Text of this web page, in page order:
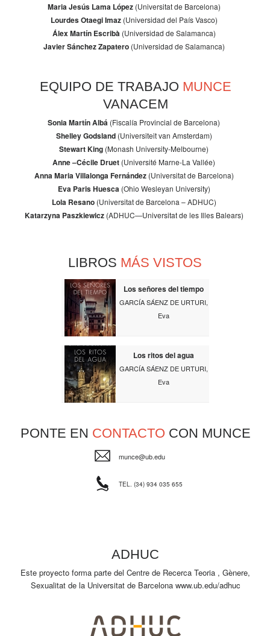
Maria Jesús Lama López(Universitat de Barcelona)
Lourdes Otaegi Imaz(Universidad del País Vasco)
Álex Martín Escribà (Universidad de Salamanca)
Javier Sánchez Zapatero(Universidad de Salamanca)
EQUIPO DE TRABAJO MUNCE
VANACEM
Sonia Martín Albá (Fiscalía Provincial de Barcelona)
Shelley Godsland(Universiteit van Amsterdam)
Stewart King (Monash University-Melbourne)
Anne –Cécile Druet (Université Marne-La Vallée)
Anna Maria Villalonga Fernández(Universitat de Barcelona)
Eva Paris Huesca (Ohio Wesleyan University)
Lola Resano (Universitat de Barcelona – ADHUC)
Katarzyna Paszkiewicz(ADHUC—Universitat de les Illes Balears)
LIBROS MÁS VISTOS
Los señores del tiempo
GARCÍA SÁENZ DE URTURI,
Eva
Los ritos del agua
GARCÍA SÁENZ DE URTURI,
Eva
PONTE EN CONTACTO CON MUNCE
munce@ub.edu
TEL. (34) 934 035 655
ADHUC
Este proyecto forma parte del Centre de Recerca Teoria , Gènere,
Sexualitat de la Universitat de Barcelona www.ub.edu/adhuc